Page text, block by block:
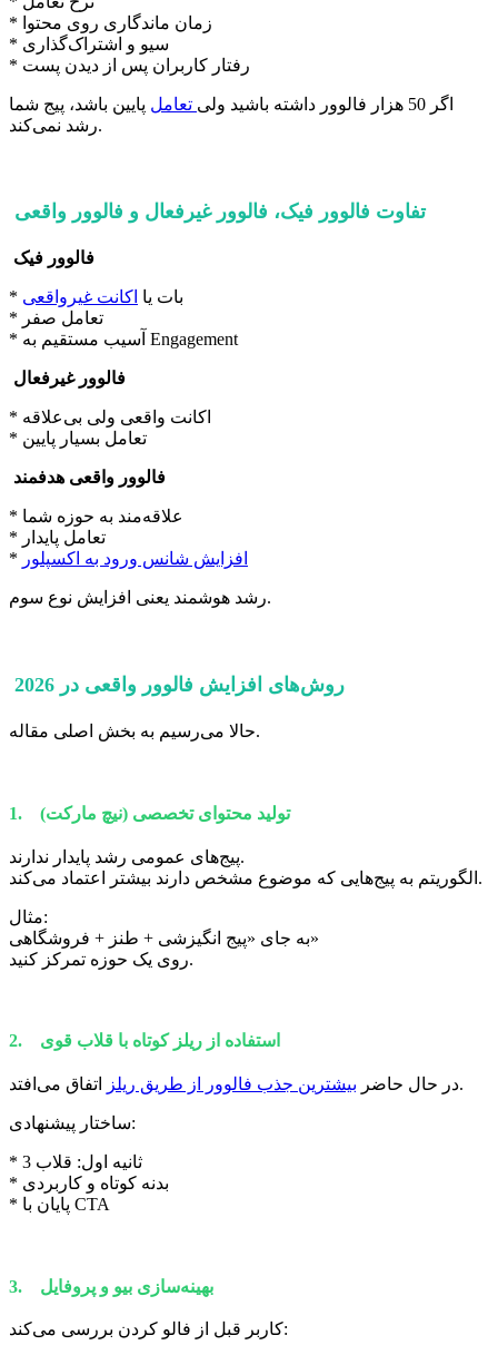
* زمان ماندگاری روی محتوا
* سیو و اشتراک‌گذاری
* رفتار کاربران پس از دیدن پست
اگر 50 هزار فالوور داشته باشید ولی تعامل پایین باشد، پیج شما
رشد نمی‌کند.
تفاوت فالوور فیک، فالوور غیرفعال و فالوور واقعی
فالوور فیک
* بات یا اکانت غیرواقعی
* تعامل صفر
* آسیب مستقیم به Engagement
فالوور غیرفعال
* اکانت واقعی ولی بی‌علاقه
* تعامل بسیار پایین
فالوور واقعی هدفمند
* علاقه‌مند به حوزه شما
* تعامل پایدار
* افزایش شانس ورود به اکسپلور
رشد هوشمند یعنی افزایش نوع سوم.
روش‌های افزایش فالوور واقعی در 2026
حالا می‌رسیم به بخش اصلی مقاله.
1. تولید محتوای تخصصی (نیچ مارکت)
پیج‌های عمومی رشد پایدار ندارند.
الگوریتم به پیج‌هایی که موضوع مشخص دارند بیشتر اعتماد می‌کند.
مثال:
به جای «پیج انگیزشی + طنز + فروشگاهی»
روی یک حوزه تمرکز کنید.
2. استفاده از ریلز کوتاه با قلاب قوی
در حال حاضر بیشترین جذب فالوور از طریق ریلز اتفاق می‌افتد.
ساختار پیشنهادی:
* 3 ثانیه اول: قلاب
* بدنه کوتاه و کاربردی
* پایان با CTA
3. بهینه‌سازی بیو و پروفایل
کاربر قبل از فالو کردن بررسی می‌کند: